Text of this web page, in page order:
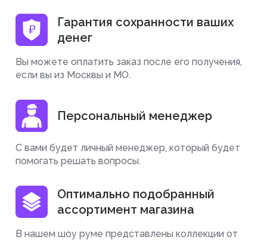
Гарантия сохранности ваших
денег
Вы можете оплатить заказ после его получения,
если вы из Москвы и МО.
Персональный менеджер
С вами будет личный менеджер, который будет
помогать решать вопросы.
Оптимально подобранный
ассортимент магазина
В нашем шоу руме представлены коллекции от